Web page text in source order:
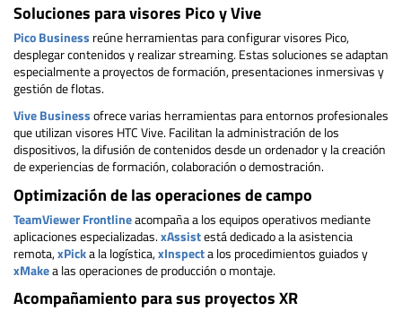
Soluciones para visores Pico y Vive
Pico Business reúne herramientas para configurar visores Pico,
desplegar contenidos y realizar streaming. Estas soluciones se adaptan
especialmente a proyectos de formación, presentaciones inmersivas y
gestión de flotas.
Vive Businessofrece varias herramientas para entornos profesionales
que utilizan visores HTC Vive. Facilitan la administración de los
dispositivos, la difusión de contenidos desde un ordenador y la creación
de experiencias de formación, colaboración o demostración.
Optimización de las operaciones de campo
TeamViewer Frontlineacompaña a los equipos operativos mediante
aplicaciones especializadas.xAssistestá dedicado a la asistencia
remota,xPicka la logística,xInspecta los procedimientos guiados y
xMakea las operaciones de producción o montaje.
Acompañamiento para sus proyectos XR